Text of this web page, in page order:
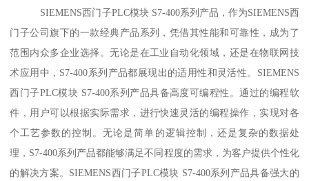
SIEMENS西门子PLC模块 S7-400系列产品，作为SIEMENS西
门子公司旗下的一款经典产品系列，凭借其性能和可靠性，成为了
范围内众多企业选择。无论是在工业自动化领域，还是在物联网技
术应用中，S7-400系列产品都展现出的适用性和灵活性。SIEMENS
西门子PLC模块 S7-400系列产品具备高度可编程性。通过的编程软
件，用户可以根据实际需求，进行快速灵活的编程操作，实现对各
个工艺参数的控制。无论是简单的逻辑控制，还是复杂的数据处
理，S7-400系列产品都能够满足不同程度的需求，为客户提供个性化
的解决方案。SIEMENS西门子PLC模块 S7-400系列产品具备强大的